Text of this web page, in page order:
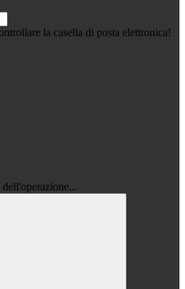
la casella di posta elettronica!